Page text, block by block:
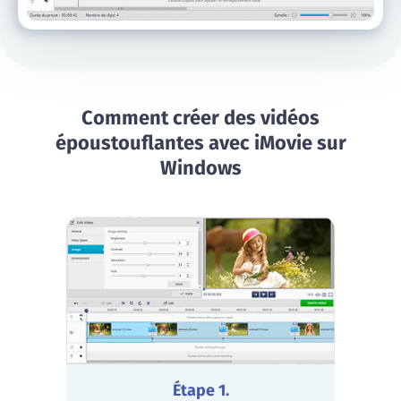
Comment créer des vidéos
époustouflantes avec iMovie sur
Windows
Étape 1.